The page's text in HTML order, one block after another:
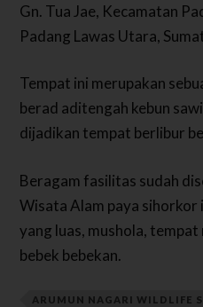
Gn. Tua Jae, Kecamatan
Padang Lawas Utara,
Tempat ini merupakan
berad aditengah kebun
dijadikan tempat berlibur
Beragam fasilitas sudah
Wisata Alam paya
yang luas, mushola,
bebek bebekan.
ARUMUN NAGARI WILDLIFE